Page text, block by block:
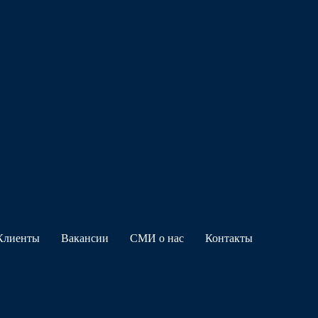
Вакансии СМИ о нас Контакты